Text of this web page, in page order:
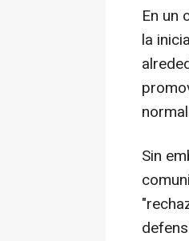
En un
la
Sin